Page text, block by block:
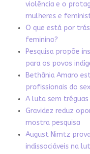
violência e o
mulheres e
O que está por
feminino?
Pesquisa propõe
para os povos
Bethânia Amaro
profissionais do
A luta sem tréguas
Gravidez reduz
mostra pesquisa
August Nimtz
indissociáveis na